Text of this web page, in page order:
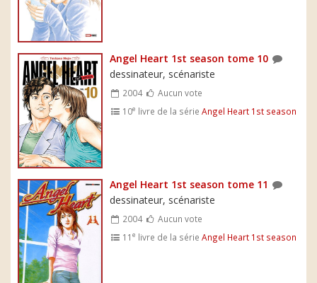
Angel Heart 1st season tome 10
dessinateur, scénariste
2004
Aucun vote
10e livre de la sérieAngel Heart 1st season
Angel Heart 1st season tome 11
dessinateur, scénariste
2004
Aucun vote
11e livre de la sérieAngel Heart 1st season